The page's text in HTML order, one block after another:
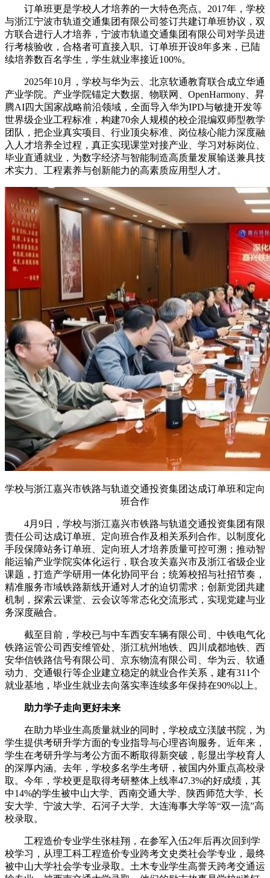
订单班更是学校人才培养的一大特色亮点。2017年，学校
与浙江宁波市轨道交通集团有限公司签订共建订单班协议，双
方联合进行人才培养，宁波市轨道交通集团有限公司对学员进
行考核验收，合格者可直接入职。订单班开设8年多来，已陆
续培养数百名学生，学生就业率接近100%。
2025年10月，学校与华为云、北京软通教育联合成立华通
产业学院。产业学院锚定大数据、物联网、OpenHarmony、昇
腾AI四大国家战略前沿领域，全面导入华为IPD与敏捷开发等
世界级企业工程标准，构建70余人规模的校企混编双师型教学
团队，把企业真实项目、行业顶尖标准、岗位核心能力深度融
入人才培养全过程，真正实现课堂对接产业、学习对标岗位、
毕业直通就业，为数字经济与智能制造高质量发展输送兼具技
术实力、工程素养与创新能力的高素质应用型人才。
学校与浙江嘉兴市铁路与轨道交通投资集团达成订单班和定向
班合作
4月9日，学校与浙江嘉兴市铁路与轨道交通投资集团有限
责任公司达成订单班、定向班合作及相关系列合作。以制度化
手段保障站务订单班、定向班人才培养质量可控可溯；推动智
能运输产业学院实体化运行，联合攻关嘉兴市及浙江省级企业
课题，打造产学研用一体化协同平台；统筹校招与社招节奏，
精准服务市域铁路新线开通对人才的迫切需求；创新党团共建
机制，探索云课堂、云会议等常态化交流形式，实现党建与业
务深度融合。
截至目前，学校已与中车西安车辆有限公司、中铁电气化
铁路运管公司西安维管处、浙江杭州地铁、四川成都地铁、西
安华信铁路信号有限公司、京东物流有限公司、华为云、软通
动力、交通银行等企业建立稳定的就业合作关系，建有311个
就业基地，毕业生就业去向落实率连续多年保持在90%以上。
助力学子走向更好未来
在助力毕业生高质量就业的同时，学校成立渼陂书院，为
学生提供考研升学方面的专业指导与心理咨询服务。近年来，
学生在考研升学与考公方面不断取得新突破，彰显出学校育人
的深厚内涵。去年，学校多名学生考研，被国内外重点高校录
取。今年，学校更是取得考研整体上线率47.3%的好成绩，其
中14%的学生被中山大学、西南交通大学、陕西师范大学、长
安大学、宁波大学、石河子大学、大连海事大学等“双一流”高
校录取。
工程造价专业学生张桂翔，在参军入伍2年后再次回到学
校学习，从理工科工程造价专业跨考文史类社会学专业，最终
被中山大学社会学专业录取。土木专业学生高誉天跨考交通运